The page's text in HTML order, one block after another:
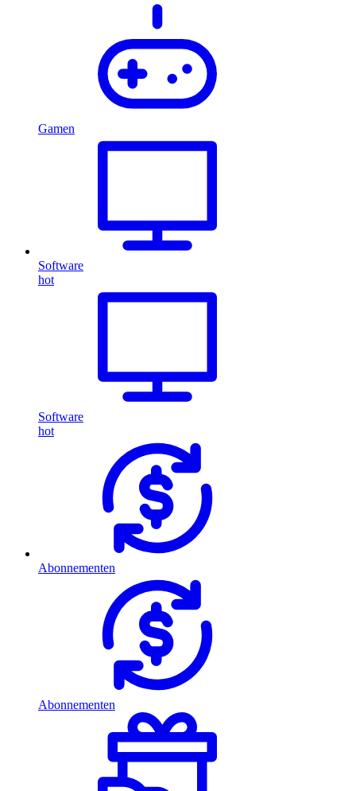
Gamen
Software
hot
Software
hot
Abonnementen
Abonnementen